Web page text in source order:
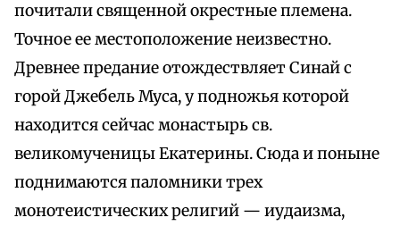
почитали священной окрестные племена.
Точное ее местоположение неизвестно.
Древнее предание отождествляет Синай с
горой Джебель Муса, у подножья которой
находится сейчас монастырь св.
великомученицы Екатерины. Сюда и поныне
поднимаются паломники трех
монотеистических религий — иудаизма,